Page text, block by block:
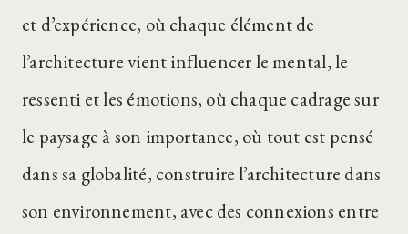
et d’expérience, où chaque élément de
l’architecture vient influencer le mental, le
ressenti et les émotions, où chaque cadrage sur
le paysage à son importance, où tout est pensé
dans sa globalité, construire l’architecture dans
son environnement, avec des connexions entre